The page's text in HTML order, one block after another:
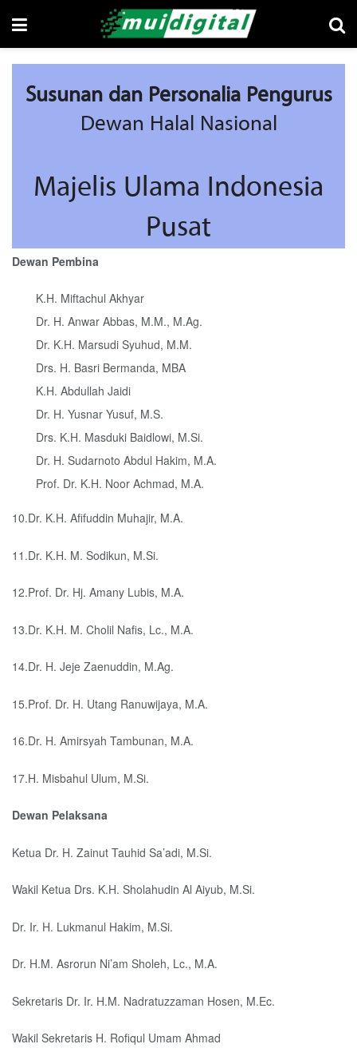
Susunan dan Personalia Pengurus
Dewan Halal Nasional
Majelis Ulama Indonesia
Pusat
Dewan Pembina
K.H. Miftachul Akhyar
Dr. H. Anwar Abbas, M.M., M.Ag.
Dr. K.H. Marsudi Syuhud, M.M.
Drs. H. Basri Bermanda, MBA
K.H. Abdullah Jaidi
Dr. H. Yusnar Yusuf, M.S.
Drs. K.H. Masduki Baidlowi, M.Si.
Dr. H. Sudarnoto Abdul Hakim, M.A.
Prof. Dr. K.H. Noor Achmad, M.A.
10.Dr. K.H. Afifuddin Muhajir, M.A.
11.Dr. K.H. M. Sodikun, M.Si.
12.Prof. Dr. Hj. Amany Lubis, M.A.
13.Dr. K.H. M. Cholil Nafis, Lc., M.A.
14.Dr. H. Jeje Zaenuddin, M.Ag.
15.Prof. Dr. H. Utang Ranuwijaya, M.A.
16.Dr. H. Amirsyah Tambunan, M.A.
17.H. Misbahul Ulum, M.Si.
Dewan Pelaksana
Ketua Dr. H. Zainut Tauhid Sa’adi, M.Si.
Wakil Ketua Drs. K.H. Sholahudin Al Aiyub, M.Si.
Dr. Ir. H. Lukmanul Hakim, M.Si.
Dr. H.M. Asrorun Ni’am Sholeh, Lc., M.A.
Sekretaris Dr. Ir. H.M. Nadratuzzaman Hosen, M.Ec.
Wakil Sekretaris H. Rofiqul Umam Ahmad